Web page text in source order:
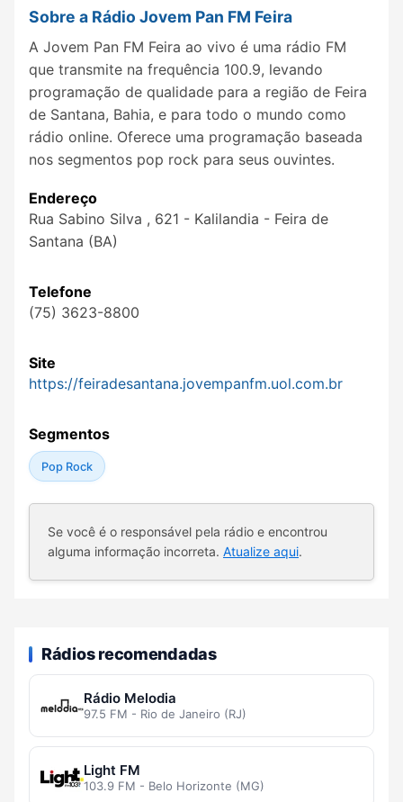
Sobre a Rádio Jovem Pan FM Feira
A Jovem Pan FM Feira ao vivo é uma rádio FM
que transmite na frequência 100.9, levando
programação de qualidade para a região de Feira
de Santana, Bahia, e para todo o mundo como
rádio online. Oferece uma programação baseada
nos segmentos pop rock para seus ouvintes.
Endereço
Rua Sabino Silva , 621 - Kalilandia - Feira de
Santana (BA)
Telefone
(75) 3623-8800
Site
https://feiradesantana.jovempanfm.uol.com.br
Segmentos
Pop Rock
Se você é o responsável pela rádio e encontrou
alguma informação incorreta. Atualize aqui.
Rádios recomendadas
Rádio Melodia
97.5 FM - Rio de Janeiro (RJ)
Light FM
103.9 FM - Belo Horizonte (MG)